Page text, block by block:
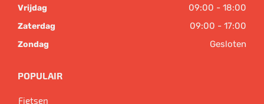
Vrijdag 09:00 - 18:00
Zaterdag 09:00 - 17:00
Zondag Gesloten
POPULAIR
Fietsen